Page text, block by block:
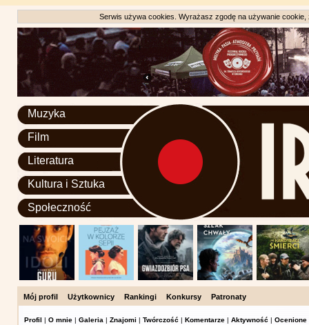
Serwis używa cookies. Wyrażasz zgodę na używanie
Muzyka
Film
Literatura
Kultura i Sztuka
Społeczność
Mój profil Użytkownicy Rankingi Konkursy Patronaty
Profil | O mnie | Galeria | Znajomi | Twórczość | Komentarze | Aktywność | Ocenione